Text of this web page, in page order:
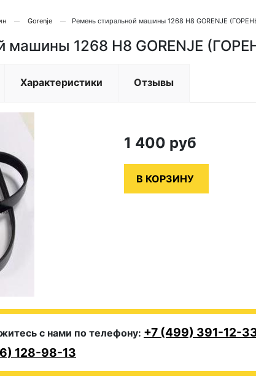
Gorenje Ремень стиральной машины 1268 H8 GORENJE
машины 1268 H8 GORENJE
Характеристики Отзывы
1 400 руб
с нами по телефону: +7 (499) 391-12-
128-98-13